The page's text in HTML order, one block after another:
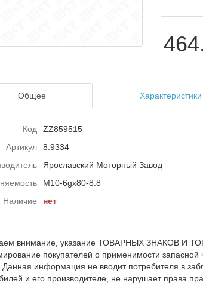
Общее Характеристики
Код
ZZ859515
Артикул
8.9334
Ярославский Моторный Завод
М10-6gх80-8.8
Наличие
нет
внимание, указание ТОВАРНЫХ ЗНАКОВ И
покупателей о применимости запасной
Данная информация не вводит потребителя в
и его производителе, не нарушает права